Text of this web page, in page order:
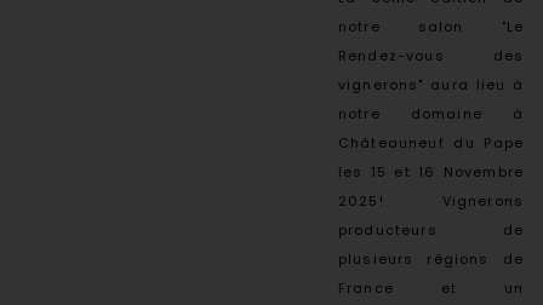
notre salon "Le
Rendez-vous des
vignerons" aura lieu à
notre domaine à
Châteauneuf du Pape
les 15 et 16 Novembre
2025! Vignerons
producteurs de
plusieurs régions de
France et un